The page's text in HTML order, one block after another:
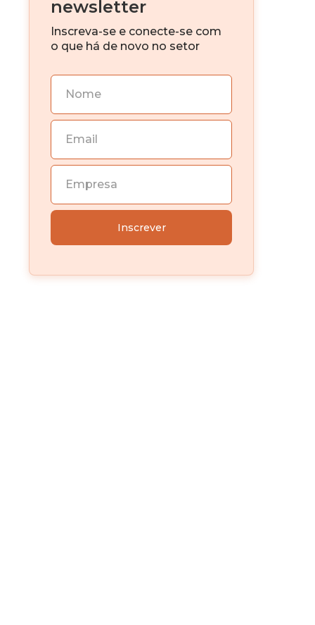
Investimento imobiliário
newsletter
Inscreva-se e conecte-se com
o que há de novo no setor